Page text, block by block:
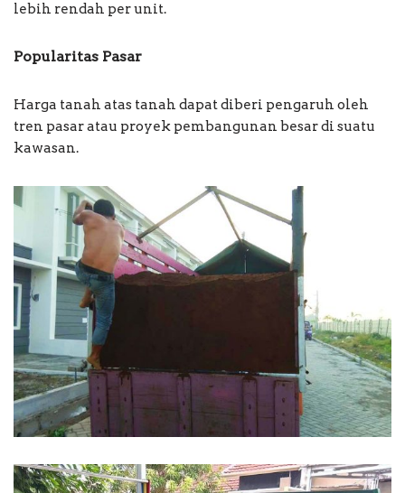
lebih rendah per unit.
Popularitas Pasar
Harga tanah atas tanah dapat diberi pengaruh oleh
tren pasar atau proyek pembangunan besar di suatu
kawasan.